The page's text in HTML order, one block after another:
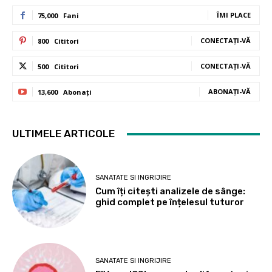
75,000 Fani ÎMI PLACE
800 Cititori CONECTAȚI-VĂ
500 Cititori CONECTAȚI-VĂ
13,600 Abonați ABONAȚI-VĂ
ULTIMELE ARTICOLE
SANATATE SI INGRIJIRE
Cum îți citești analizele de sânge:
ghid complet pe înțelesul tuturor
SANATATE SI INGRIJIRE